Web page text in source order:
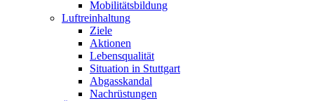
Mobilitätsbildung
Luftreinhaltung
Ziele
Aktionen
Lebensqualität
Situation in Stuttgart
Abgasskandal
Nachrüstungen